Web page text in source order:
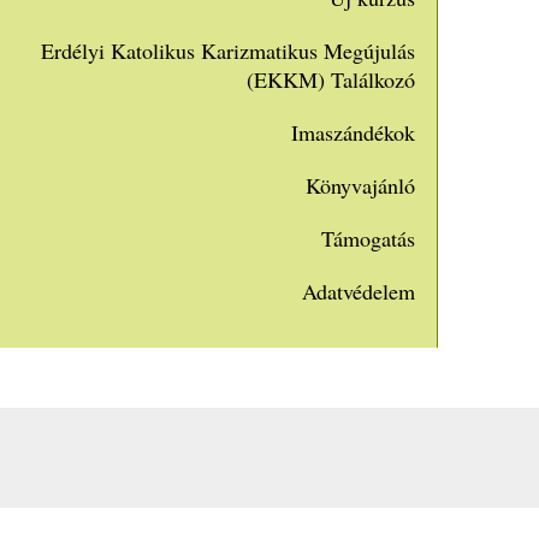
Erdélyi Katolikus Karizmatikus Megújulás
(EKKM) Találkozó
Imaszándékok
Könyvajánló
Támogatás
Adatvédelem